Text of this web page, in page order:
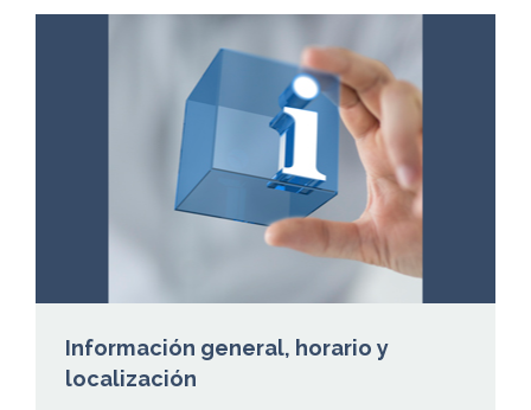
Información general, horario y
localización